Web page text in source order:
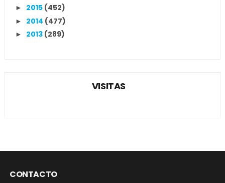
► 2015 (452)
► 2014 (477)
► 2013 (289)
VISITAS
CONTACTO